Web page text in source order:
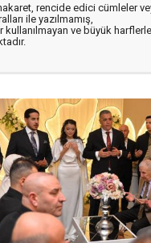
rencide edici cümleler
ile yazılmamış,
kullanılmayan ve büyük